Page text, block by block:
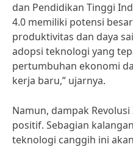
dan Pendidikan Tinggi
4.0 memiliki potensi
produktivitas dan daya
adopsi teknologi yang
pertumbuhan ekonomi
kerja baru,” ujarnya.
Namun, dampak
positif. Sebagian
teknologi canggih ini